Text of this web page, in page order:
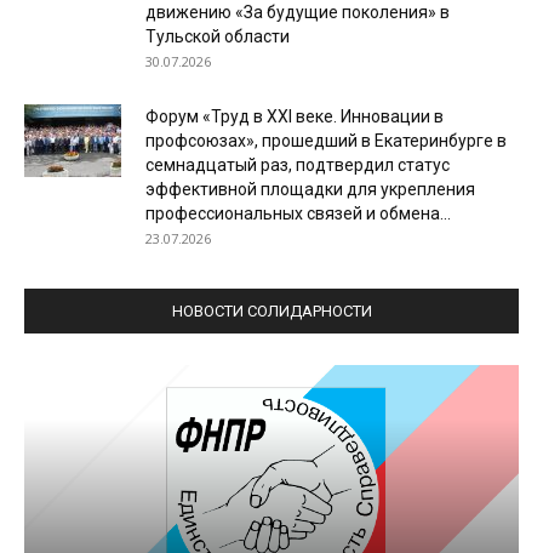
движению «За будущие поколения» в
Тульской области
30.07.2026
Форум «Труд в XXI веке. Инновации в
профсоюзах», прошедший в Екатеринбурге в
семнадцатый раз, подтвердил статус
эффективной площадки для укрепления
профессиональных связей и обмена...
23.07.2026
НОВОСТИ СОЛИДАРНОСТИ